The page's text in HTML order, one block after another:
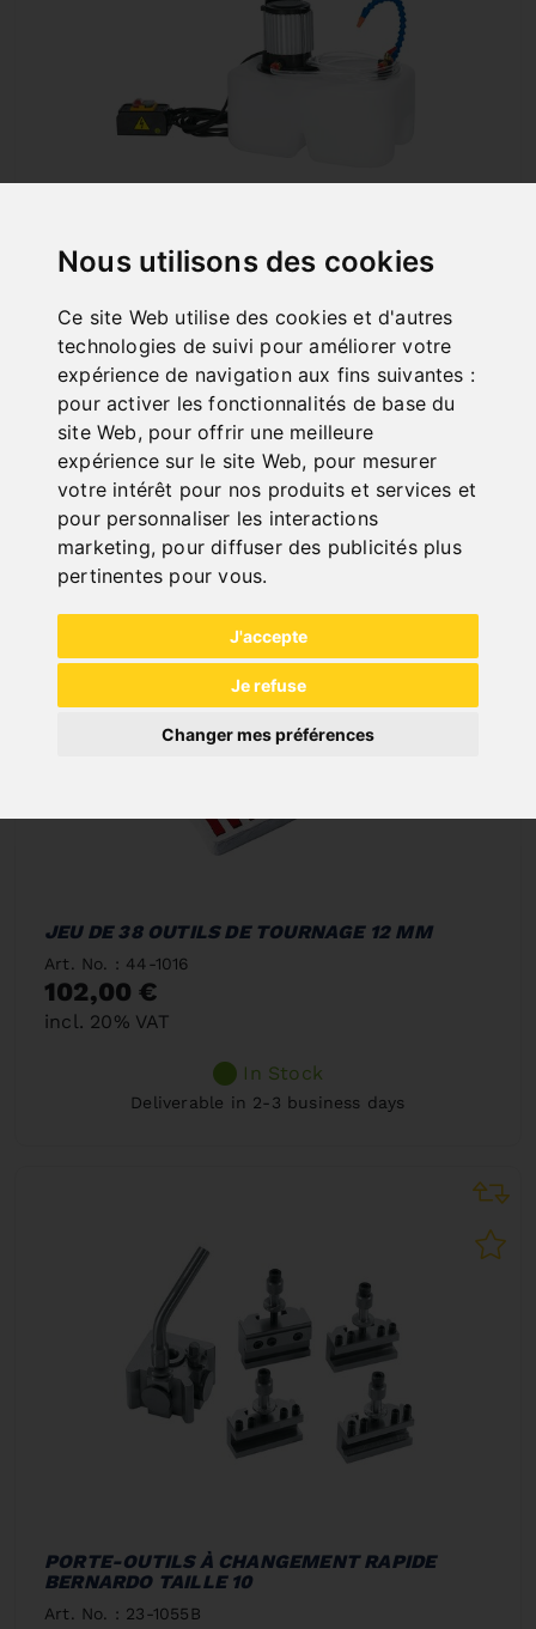
Nous utilisons des cookies
Ce site Web utilise des cookies et d'autres
technologies de suivi pour améliorer votre
expérience de navigation aux fins suivantes :
pour activer les fonctionnalités de base du
site Web, pour offrir une meilleure
expérience sur le site Web, pour mesurer
votre intérêt pour nos produits et services et
pour personnaliser les interactions
marketing, pour diffuser des publicités plus
pertinentes pour vous.
J'accepte
Je refuse
Changer mes préférences
Art. No. : 51-1003
295,20 €
incl. 20% VAT
In Stock
Deliverable in 2-3 business days
JEU DE 38 OUTILS DE TOURNAGE 12 MM
Art. No. : 44-1016
102,00 €
incl. 20% VAT
In Stock
Deliverable in 2-3 business days
PORTE-OUTILS À CHANGEMENT RAPIDE
BERNARDO TAILLE 10
Art. No. : 23-1055B